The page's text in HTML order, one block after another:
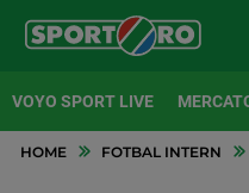
VOYO SPORT LIVE
HOME FOTBAL INTERN